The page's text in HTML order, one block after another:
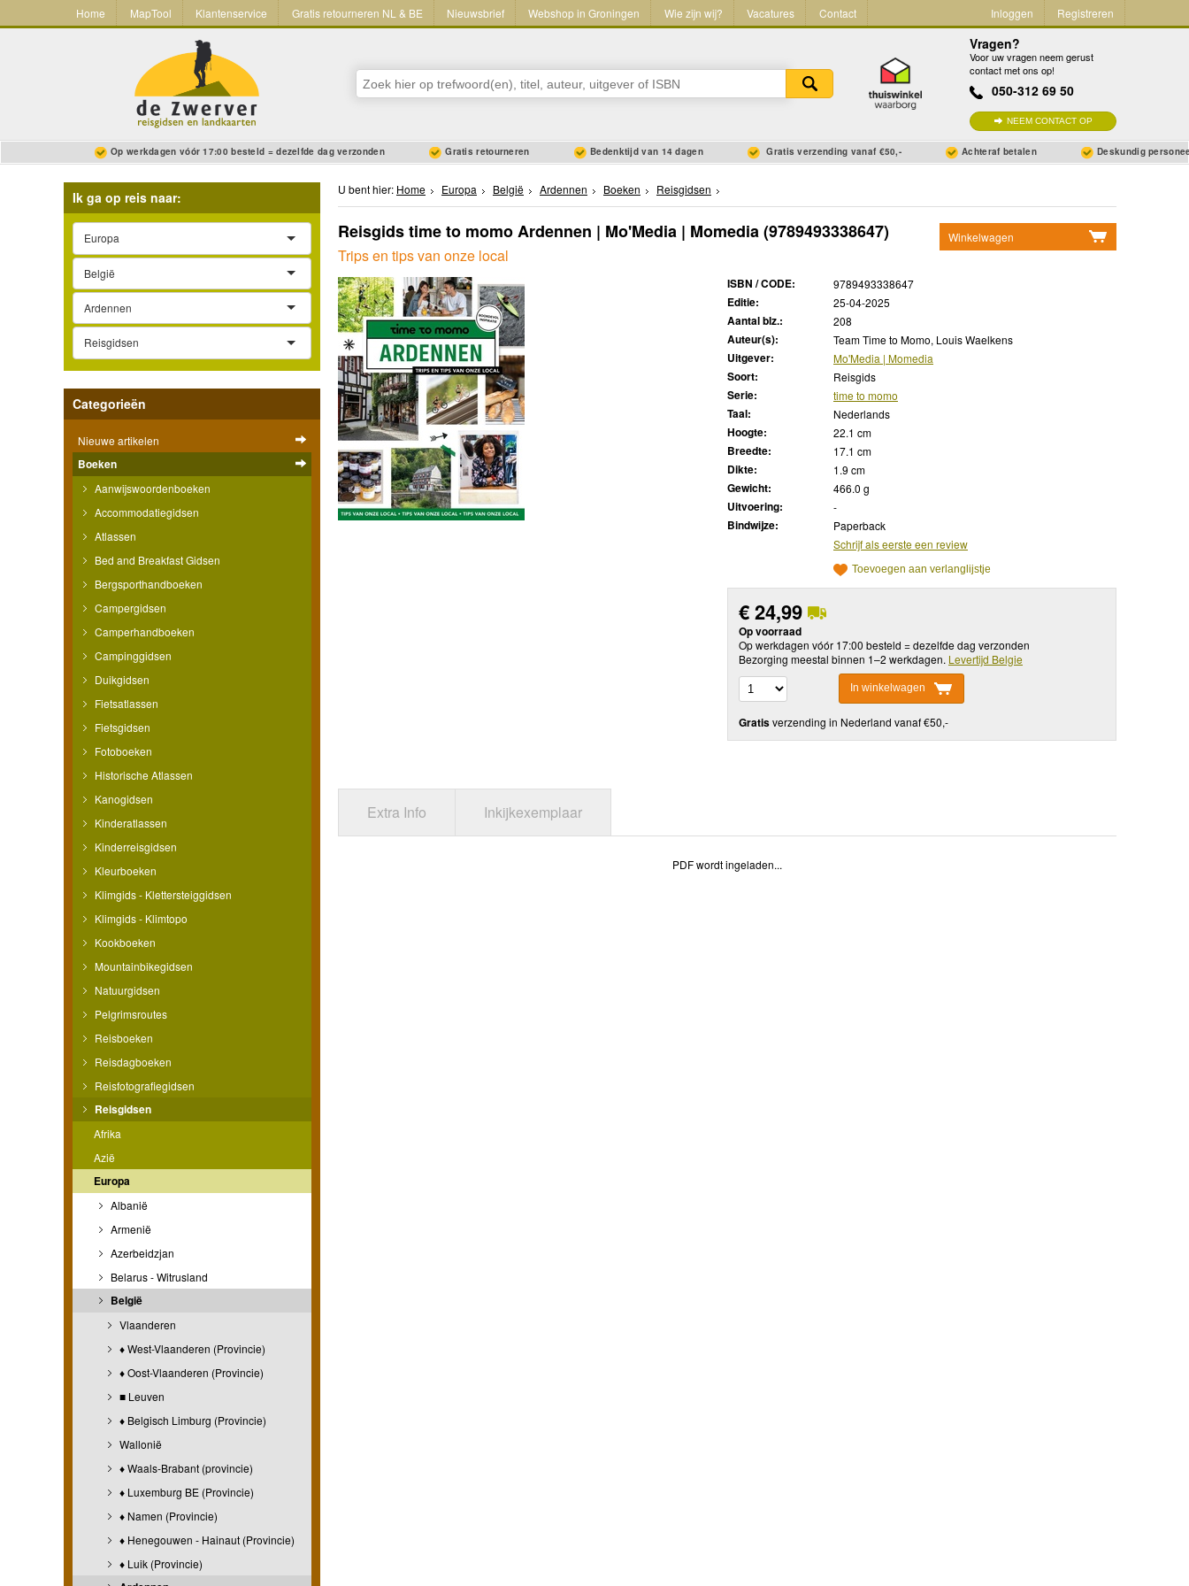
Home MapTool Klantenservice Gratis retourneren NL & BE Nieuwsbrief Webshop in Groningen Wie zijn wij? Vacatures Contact Inloggen Registreren
Vragen?
Voor uw vragen neem gerust
contact met ons op!
050-312 69 50
NEEM CONTACT OP
Op werkdagen vóór 17:00 besteld = dezelfde dag verzonden Gratis retourneren Bedenktijd van 14 dagen Gratis verzending vanaf €50,- Achteraf betalen Deskundig
Ik ga op reis naar:
Europa
België
Ardennen
Reisgidsen
Categorieën
Nieuwe artikelen
Boeken
Aanwijswoordenboeken
Accommodatiegidsen
Atlassen
Bed and Breakfast Gidsen
Bergsporthandboeken
Campergidsen
Camperhandboeken
Campinggidsen
Duikgidsen
Fietsatlassen
Fietsgidsen
Fotoboeken
Historische Atlassen
Kanogidsen
Kinderatlassen
Kinderreisgidsen
Kleurboeken
Klimgids - Klettersteiggidsen
Klimgids - Klimtopo
Kookboeken
Mountainbikegidsen
Natuurgidsen
Pelgrimsroutes
Reisboeken
Reisdagboeken
Reisfotografiegidsen
Reisgidsen
Afrika
Azië
Europa
Albanië
Armenië
Azerbeidzjan
Belarus - Witrusland
België
Vlaanderen
♦ West-Vlaanderen (Provincie)
♦ Oost-Vlaanderen (Provincie)
■ Leuven
♦ Belgisch Limburg (Provincie)
Wallonië
♦ Waals-Brabant (provincie)
♦ Luxemburg BE (Provincie)
♦ Namen (Provincie)
♦ Henegouwen - Hainaut (Provincie)
♦ Luik (Provincie)
U bent hier: Home Europa België Ardennen Boeken Reisgidsen
Winkelwagen
Reisgids time to momo Ardennen | Mo'Media | Momedia(9789493338647)
Trips en tips van onze local
ISBN / CODE: 9789493338647
Editie: 25-04-2025
Aantal blz.: 208
Auteur(s): Team Time to Momo, Louis Waelkens
Uitgever: Mo'Media | Momedia
Soort: Reisgids
Serie: time to momo
Taal: Nederlands
Hoogte: 22.1 cm
Breedte: 17.1 cm
Dikte: 1.9 cm
Gewicht: 466.0 g
Uitvoering: -
Bindwijze:
Paperback
Schrijf als eerste een review
Toevoegen aan verlanglijstje
€24,99
Op voorraad
Op werkdagen vóór 17:00 besteld = dezelfde dag verzonden
Bezorging meestal binnen 1–2 werkdagen. Levertijd Belgie
In winkelwagen
Gratisverzending in Nederland vanaf €50,-
Extra Info Inkijkexemplaar
PDF wordt ingeladen...